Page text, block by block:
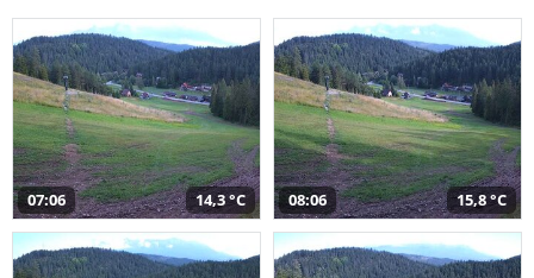
07:06 14,3 °C 08:06 15,8 °C